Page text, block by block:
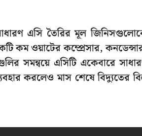
এসি তৈরির মূল
কম ওয়াটের কম্প্রেসার,
সমন্বয়ে এসিটি একেবারে
করলেও মাস শেষে বিদ্যুতের